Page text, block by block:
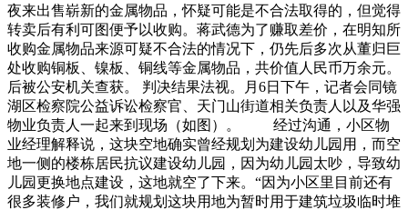
夜来出售崭新的金属物品，怀疑可能是不合法取得的，但觉得
转卖后有利可图便予以收购。蒋武德为了赚取差价，在明知所
收购金属物品来源可疑不合法的情况下，仍先后多次从董归巨
处收购铜板、镍板、铜线等金属物品，共价值人民币万余元。
后被公安机关查获。 判决结果法视。月6日下午，记者会同镜
湖区检察院公益诉讼检察官、天门山街道相关负责人以及华强
物业负责人一起来到现场（如图）。 经过沟通，小区物
业经理解释说，这块空地确实曾经规划为建设幼儿园用，而空
地一侧的楼栋居民抗议建设幼儿园，因为幼儿园太吵，导致幼
儿园更换地点建设，这地就空了下来。“因为小区里目前还有
很多装修户，我们就规划这块用地为暂时用于建筑垃圾临时堆